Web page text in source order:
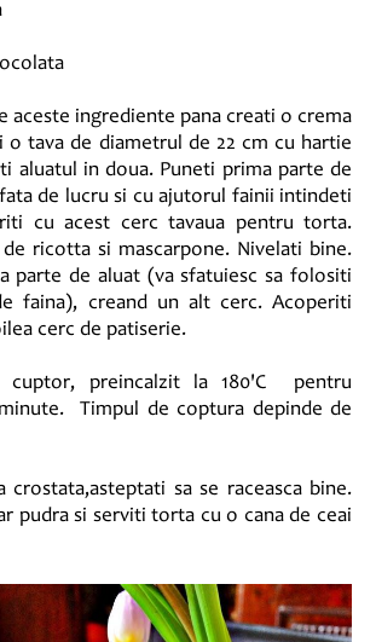
aceste ingrediente pana creati o crema
o tava de diametrul de 22 cm cu hartie
aluatul in doua. Puneti prima parte de
de lucru si cu ajutorul fainii intindeti
cu acest cerc tavaua pentru torta.
ricotta si mascarpone. Nivelati bine.
parte de aluat (va sfatuiesc sa folositi
faina), creand un alt cerc. Acoperiti
cerc de patiserie.
cuptor, preincalzit la 180'C pentru
Timpul de coptura depinde de
crostata,asteptati sa se raceasca bine.
pudra si serviti torta cu o cana de ceai